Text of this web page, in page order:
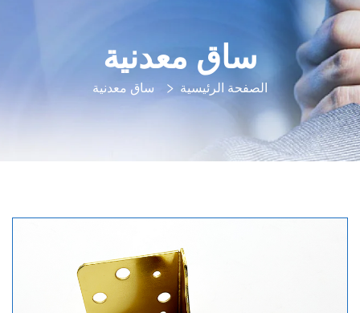
ساق معدنية
الصفحة الرئيسية ساق معدنية